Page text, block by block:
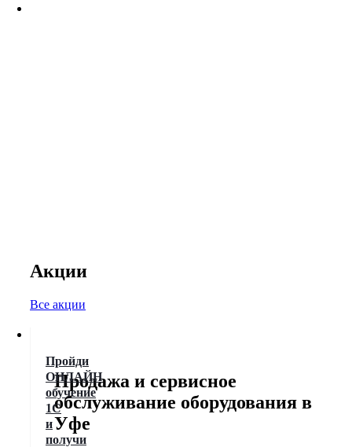
Акции
Все акции
Пройди
ОНЛАЙН
обучение
1С
и
получи
Продажа и сервисное
обслуживание оборудования в
Уфе